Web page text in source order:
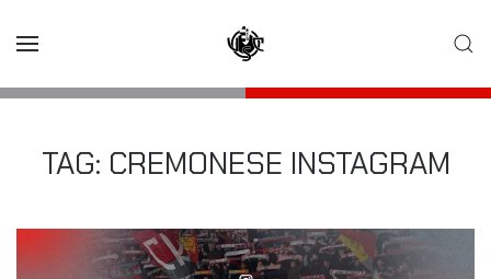
TAG: CREMONESE INSTAGRAM